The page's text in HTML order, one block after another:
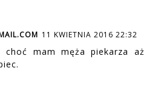
11 KWIETNIA 2016 22:32
choć mam męża piekarza aż